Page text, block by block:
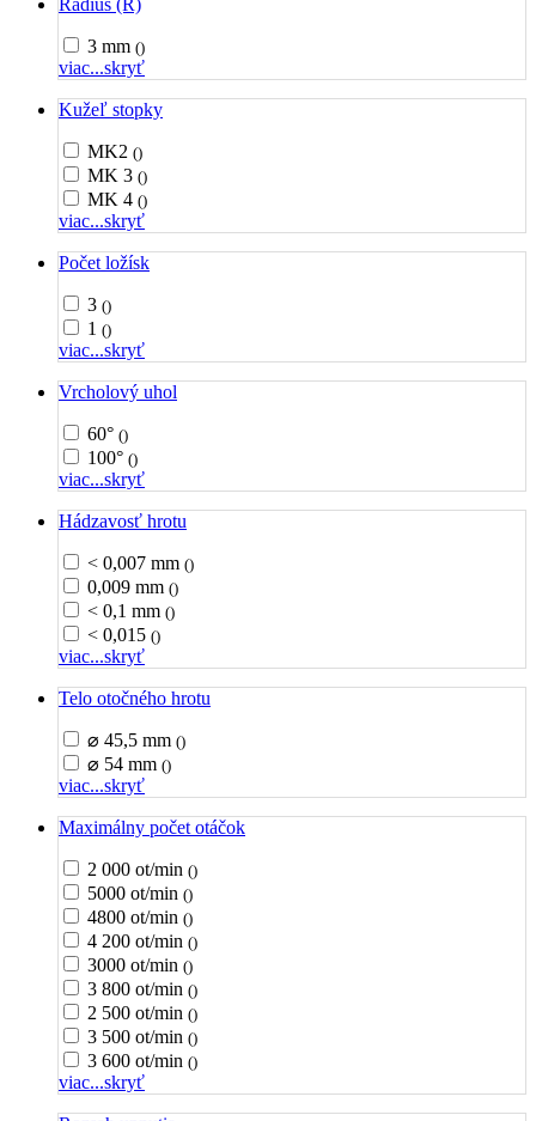
Rádius (R)
3 mm ()
viac...skryť
Kužeľ stopky
MK2 ()
MK 3 ()
MK 4 ()
viac...skryť
Počet ložísk
3 ()
1 ()
viac...skryť
Vrcholový uhol
60° ()
100° ()
viac...skryť
Hádzavosť hrotu
< 0,007 mm ()
0,009 mm ()
< 0,1 mm ()
< 0,015 ()
viac...skryť
Telo otočného hrotu
⌀ 45,5 mm ()
⌀ 54 mm ()
viac...skryť
Maximálny počet otáčok
2 000 ot/min ()
5000 ot/min ()
4800 ot/min ()
4 200 ot/min ()
3000 ot/min ()
3 800 ot/min ()
2 500 ot/min ()
3 500 ot/min ()
3 600 ot/min ()
viac...skryť